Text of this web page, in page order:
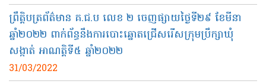
ព្រឹត្តិបត្រព័ត៌មាន គ.ជ.ប លេខ ២ ចេញផ្សាយថ្ងៃទី២៩ ខែមីនា
ឆ្នាំ២០២២ ពាក់ព័ន្ធនឹងការបោះឆ្នោតជ្រើសរើសក្រុមប្រឹក្សាឃុំ
សង្កាត់ អាណត្តិទី៥ ឆ្នាំ២០២២
31/03/2022